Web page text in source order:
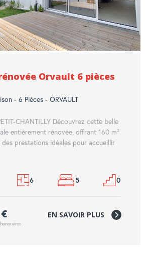
Orvault 6 pièces
- 6 Pièces - ORVAULT
CHANTILLY Découvrez cette belle
entièrement rénovée, offrant 160 m²
prestations idéales pour accueillir
6 5 0
EN SAVOIR PLUS